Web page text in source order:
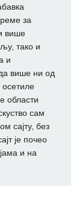
за
више
тако и
и
више ни од
осетиле
области
сам
сајту, без
је почео
и на